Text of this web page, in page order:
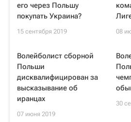
его через Польшу
покупать Украина?
15 сентября 2019 08
Волейболист сборной
Польши
дисквалифицирован за
высказывание об
иранцах
07 июня 2019
30